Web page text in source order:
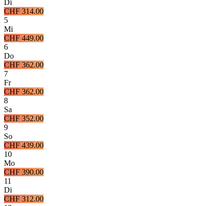
Di
CHF 314.00
5
Mi
CHF 449.00
6
Do
CHF 362.00
7
Fr
CHF 362.00
8
Sa
CHF 352.00
9
So
CHF 439.00
10
Mo
CHF 390.00
11
Di
CHF 312.00